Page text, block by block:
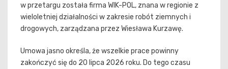
w przetargu została firma WIK-POL, znana w regionie z
wieloletniej działalności w zakresie robót ziemnych i
drogowych, zarządzana przez Wiesława Kurzawę.
Umowa jasno określa, że wszelkie prace powinny
zakończyć się do 20 lipca 2026 roku. Do tego czasu